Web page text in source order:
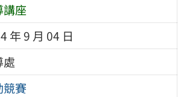
講座
年 9 月 04 日
處
競賽